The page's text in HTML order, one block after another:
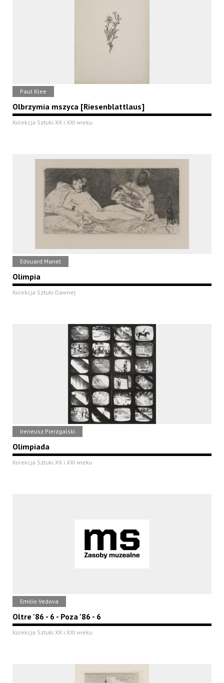
Paul Klee
Olbrzymia mszyca [Riesenblattlaus]
Kolekcja Sztuki XX i XXI wieku
Edouard Manet
Olimpia
Kolekcja Sztuki Dawnej
Ireneusz Pierzgalski
Olimpiada
Kolekcja Sztuki XX i XXI wieku
Emilio Vedova
Oltre '86 - 6 - Poza '86 - 6
Kolekcja Sztuki XX i XXI wieku